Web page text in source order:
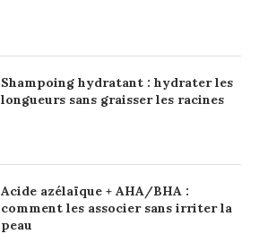
Shampoing hydratant : hydrater les
longueurs sans graisser les racines
Acide azélaïque + AHA/BHA :
comment les associer sans irriter la
peau